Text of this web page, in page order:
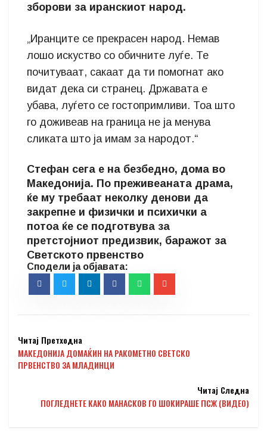
зборови за иранскиот народ.
„Иранците се прекрасен народ. Немав
лошо искуство со обичните луѓе. Те
почитуваат, сакаат да ти помогнат ако
видат дека си странец. Државата е
убава, луѓето се гостопримливи. Тоа што
го доживеав на граница не ја менува
сликата што ја имам за народот.“
Стефан сега е на безбедно, дома во
Македонија. По преживеаната драма,
ќе му требаат неколку денови да
закрепне и физички и психички а
потоа ќе се подготвува за
претстојниот предизвик, баражот за
Светското првенство
Читај Претходна
МАКЕДОНИЈА ДОМАЌИН НА РАКОМЕТНО СВЕТСКО
ПРВЕНСТВО ЗА МЛАДИНЦИ
Читај Следна
ПОГЛЕДНЕТЕ КАКО МАНАСКОВ ГО ШОКИРАШЕ ПСЖ (ВИДЕО)